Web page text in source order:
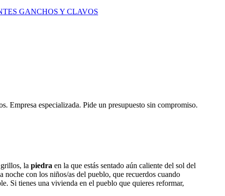
GANCHOS Y CLAVOS
Empresa especializada. Pide un presupuesto sin compromiso.
la piedra en la que estás sentado aún caliente del sol del
noche con los niños/as del pueblo, que recuerdos cuando
Si tienes una vivienda en el pueblo que quieres reformar,